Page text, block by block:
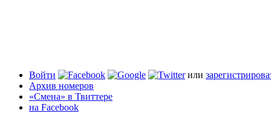
Войти или
Архив номеров
«Смена» в Твиттере
на Facebook